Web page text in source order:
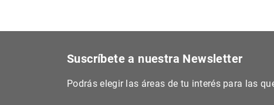
Suscríbete a nuestra Newsletter
Podrás elegir las áreas de tu interés para las